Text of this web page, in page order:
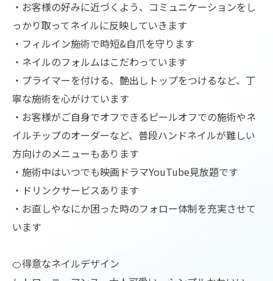
・お客様の好みに近づくよう、コミュニケーションをし
っかり取ってネイルに反映していきます
・フィルイン施術で時短&自爪を守ります
・ネイルのフォルムはこだわっています
・プライマーを付ける、艶出しトップをつけるなど、丁
寧な施術を心がけています
・お客様がご自身でオフできるピールオフでの施術やネ
イルチップのオーダーなど、普段ハンドネイルが難しい
方向けのメニューもあります
・施術中はいつでも映画ドラマYouTube見放題です
・ドリンクサービスあります
・お直しやなにか困った時のフォロー体制を充実させて
います
🍊得意なネイルデザイン